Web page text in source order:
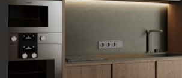
а дизайн студии делает интерьер более
современным. Благодаря этому дизайн студии
функционально, а дизайн студии Москва
соответствует актуальным тенденциям городского
жилья.
Профессиональный дизайн студии позволяет